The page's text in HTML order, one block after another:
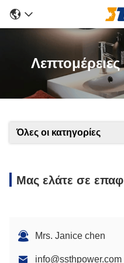
Όλες οι κατηγορίες
Μας ελάτε σε
Mrs. Janice chen
info@ssthpower.com